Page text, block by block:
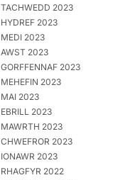
TACHWEDD 2023
HYDREF 2023
MEDI 2023
AWST 2023
GORFFENNAF 2023
MEHEFIN 2023
MAI 2023
EBRILL 2023
MAWRTH 2023
CHWEFROR 2023
IONAWR 2023
RHAGFYR 2022